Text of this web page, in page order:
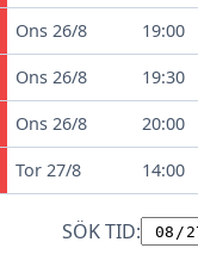
Ons 26/8 19:00
Ons 26/8 19:30
Ons 26/8 20:00
Tor 27/8 14:00
SÖK TID: